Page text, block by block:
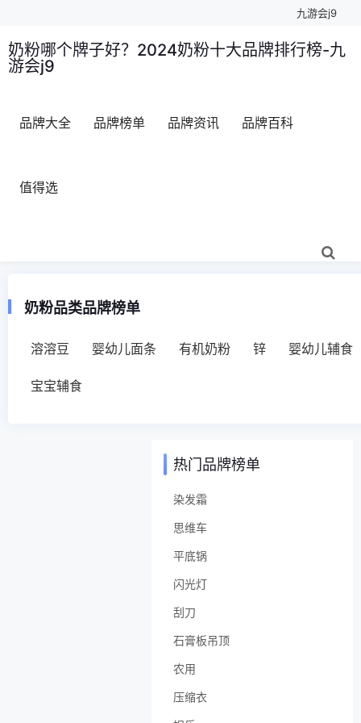
九游会j9
奶粉哪个牌子好？2024奶粉十大品牌排行榜-九
游会j9
品牌大全 品牌榜单 品牌资讯 品牌百科
值得选
奶粉品类品牌榜单
溶溶豆 婴幼儿面条 有机奶粉 锌 婴幼儿辅食
宝宝辅食
热门品牌榜单
染发霜
思维车
平底锅
闪光灯
刮刀
石膏板吊顶
农用
压缩衣